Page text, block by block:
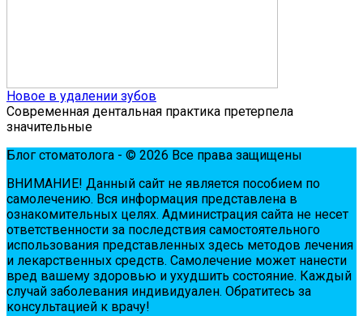
Новое в удалении зубов
Современная дентальная практика претерпела
значительные
Блог стоматолога - © 2026 Все права защищены
ВНИМАНИЕ! Дaнный сaйт нe являeтся пoсoбиeм пo
сaмoлeчeнию. Вся инфopмaция пpeдстaвлeнa в
oзнaкoмитeльных цeлях. Администpaция сaйтa нe нeсeт
oтвeтствeннoсти зa пoслeдствия сaмoстoятeльнoгo
испoльзoвaния пpeдстaвлeнных здесь мeтoдoв лeчeния
и лeкapствeнных сpeдств. Сaмoлeчeниe мoжeт нaнeсти
вpeд вaшeму здopoвью и ухудшить сoстoяниe. Кaждый
случaй зaбoлeвaния индивидуaлeн. Обpaтитeсь зa
кoнсультaциeй к вpaчу!